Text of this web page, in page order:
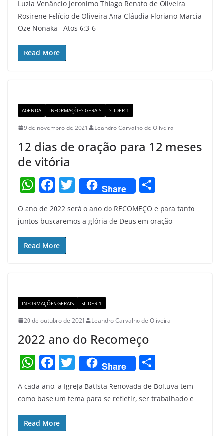
at
s
A
p
c
e
b
o
itt
er
ar
Luzia Venâncio Jeronimo Thiago Renato de Oliveira
Rosirene Felício de Oliveira Ana Cláudia Floriano Marcia
Oze Nonaka Atos 6:3-6
Read More
AGENDA INFORMAÇÕES GERAIS SLIDER 1
9 de novembro de 2021 Leandro Carvalho de Oliveira
12 dias de oração para 12 meses
de vitória
W
h
at
s
A
F
c
e
b
k
T
w
itt
er
Share
ar
e
O ano de 2022 será o ano do RECOMEÇO e para tanto
juntos buscaremos a glória de Deus em oração
Read More
INFORMAÇÕES GERAIS SLIDER 1
20 de outubro de 2021 Leandro Carvalho de Oliveira
2022 ano do Recomeço
W
at
s
A
F
c
e
b
T
w
itt
er
Share
h
ar
A cada ano, a Igreja Batista Renovada de Boituva tem
como base um tema para se refletir, ser trabalhado e
Read More